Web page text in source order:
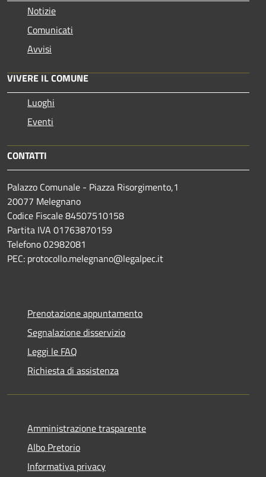
Notizie
Comunicati
Avvisi
VIVERE IL COMUNE
Luoghi
Eventi
CONTATTI
Palazzo Comunale - Piazza Risorgimento,1
20077 Melegnano
Codice Fiscale 84507510158
Partita IVA 01763870159
Telefono 02982081
PEC: protocollo.melegnano@legalpec.it
Prenotazione appuntamento
Segnalazione disservizio
Leggi le FAQ
Richiesta di assistenza
Amministrazione trasparente
Albo Pretorio
Informativa privacy